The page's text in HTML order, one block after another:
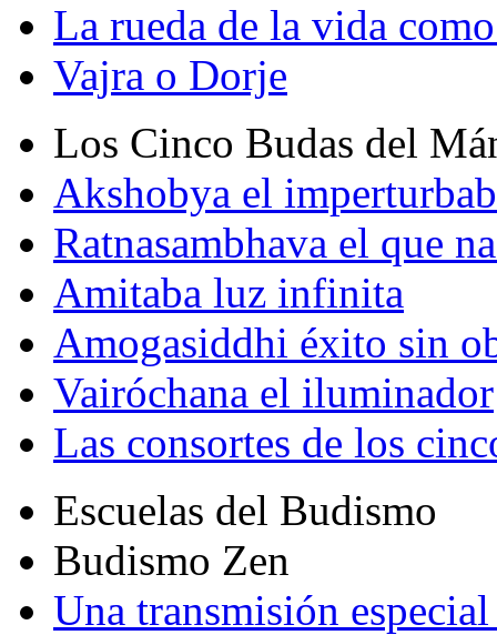
La rueda de la vida
Vajra o Dorje
Los Cinco Budas del
Akshobya el
Ratnasambhava el que
Amitaba luz infinita
Amogasiddhi éxito sin
Vairóchana el iluminador
Las consortes de los
Escuelas del Budismo
Budismo Zen
Una transmisión